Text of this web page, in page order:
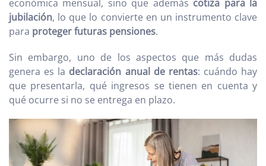
económica mensual, sino que además cotiza para la
jubilación, lo que lo convierte en un instrumento clave
para proteger futuras pensiones.
Sin embargo, uno de los aspectos que más dudas
genera es la declaración anual de rentas: cuándo hay
que presentarla, qué ingresos se tienen en cuenta y
qué ocurre si no se entrega en plazo.